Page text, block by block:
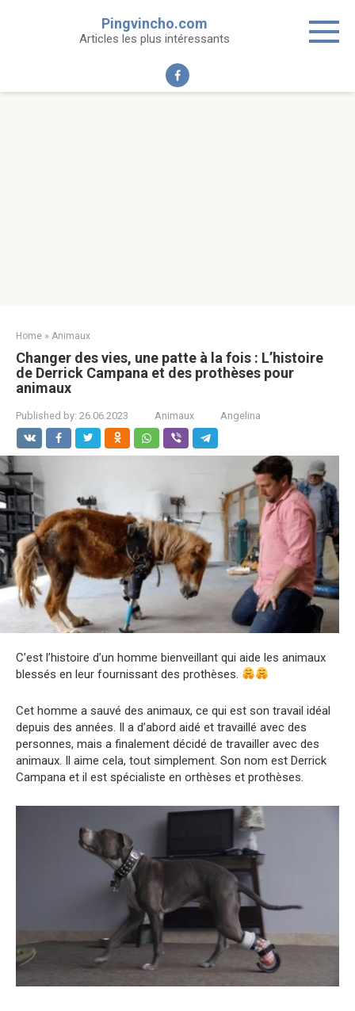
Pingvincho.com
Articles les plus intéressants
Home » Animaux
Changer des vies, une patte à la fois : L’histoire
de Derrick Campana et des prothèses pour
animaux
Published by: 26.06.2023 Animaux Angelina
C’est l’histoire d’un homme bienveillant qui aide les animaux
blessés en leur fournissant des prothèses.
Cet homme a sauvé des animaux, ce qui est son travail idéal
depuis des années. Il a d’abord aidé et travaillé avec des
personnes, mais a finalement décidé de travailler avec des
animaux. Il aime cela, tout simplement. Son nom est Derrick
Campana et il est spécialiste en orthèses et prothèses.